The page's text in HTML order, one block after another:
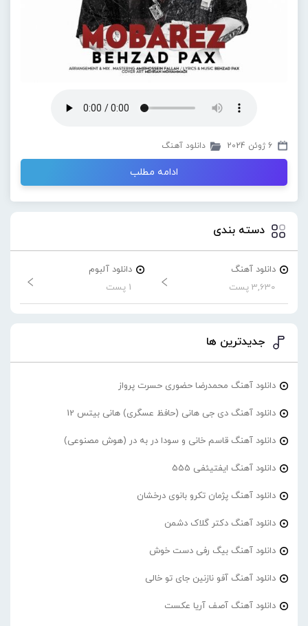
6 ژوئن 2024 دانلود آهنگ
ادامه مطلب
دسته بندی
دانلود آهنگ
3,630 پست
دانلود آلبوم
1 پست
جدیدترین ها
دانلود آهنگ محمدرضا حضورى حسرت پرواز
دانلود آهنگ دی جی هانی (حافظ عسگری) هانی بیتس 12
دانلود آهنگ قاسم خانی و سودا در به در (هوش مصنوعی)
دانلود آهنگ ایفتیئفی 555
دانلود آهنگ پژمان تکرو بانوی درخشان
دانلود آهنگ دکتر گلاک دشمن
دانلود آهنگ بیگ رفی دست خوش
دانلود آهنگ آفو نازنین جای تو خالی
دانلود آهنگ آصف آریا عکست